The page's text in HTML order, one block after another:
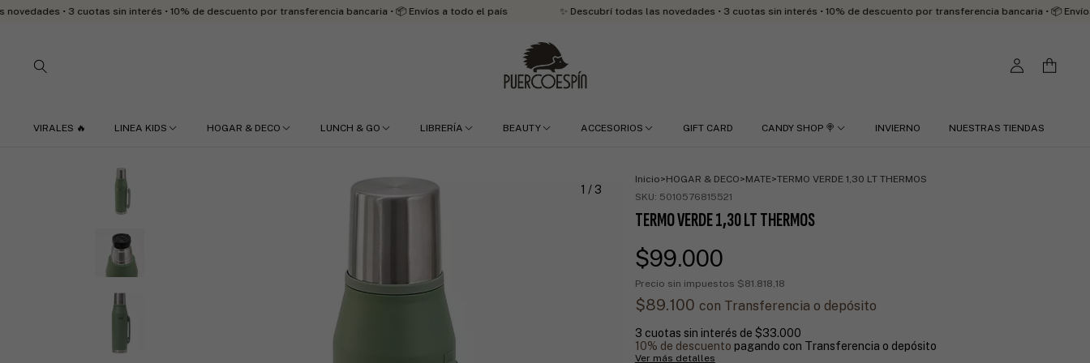
• 3 cuotas sin interés • 10% de descuento por transferencia bancaria • 📦 Envíos a todo el país ✨ Descubrí todas las novedades • 3 cuotas sin interés • 10% de descuento por transferencia bancaria • 📦 Envíos a todo
VIRALES 🔥 LINEA KIDS HOGAR & DECO LUNCH & GO LIBRERÍA BEAUTY ACCESORIOS GIFT CARD CANDY SHOP 🍭 INVIERNO NUESTRAS TIENDAS
1 / 3
Inicio>HOGAR & DECO>MATE>TERMO VERDE 1,30 LT THERMOS
SKU: 5010576815521
TERMO VERDE 1,30 LT THERMOS
$99.000
Precio sin impuestos $81.818,18
$89.100 con Transferencia o depósito
3 cuotas sin interés de $33.000
10% de descuento pagando con Transferencia o depósito
Ver más detalles